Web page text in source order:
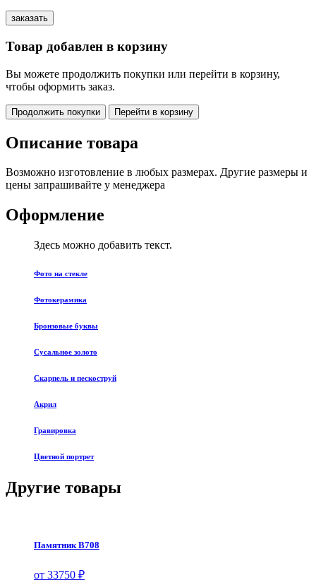
Товар добавлен в корзину
Вы можете продолжить покупки или перейти в корзину,
чтобы оформить заказ.
Продолжить покупки Перейти в корзину
Описание товара
Возможно изготовление в любых размерах. Другие размеры и
цены запрашивайте у менеджера
Оформление
Здесь можно добавить текст.
Фото на стекле
Фотокерамика
Бронзовые буквы
Сусальное золото
Скарпель и пескоструй
Акрил
Гравировка
Цветной портрет
Другие товары
Памятник В708
от 33750 ₽